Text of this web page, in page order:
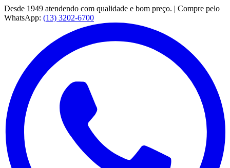
Desde 1949 atendendo com qualidade e bom preço. | Compre pelo
WhatsApp: (13) 3202-6700